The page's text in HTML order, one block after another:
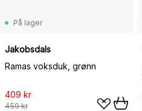
På lager
Jakobsdals
Ramas voksduk, grønn
409 kr
459 kr